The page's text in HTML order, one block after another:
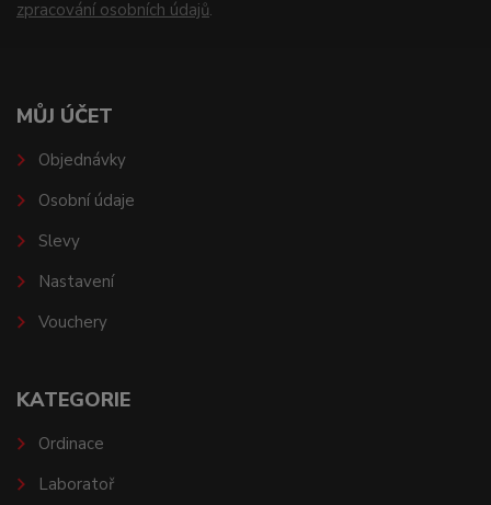
zpracování osobních údajů.
MŮJ ÚČET
Objednávky
Osobní údaje
Slevy
Nastavení
Vouchery
KATEGORIE
Ordinace
Laboratoř